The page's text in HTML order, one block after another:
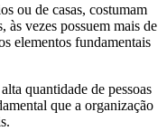
ou de casas, costumam
às vezes possuem mais de
elementos fundamentais
quantidade de pessoas
que a organização